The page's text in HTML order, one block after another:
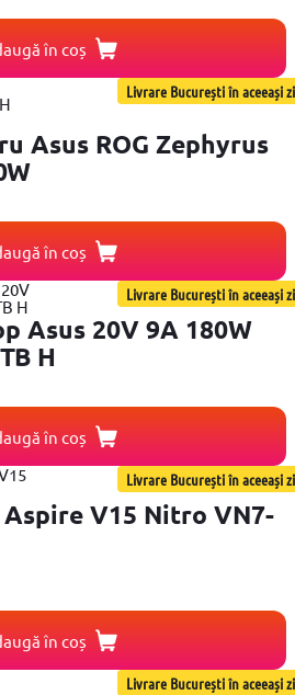
în coș
Livrare București în aceeași zi
Asus ROG Zephyrus
în coș
Livrare București în aceeași zi
Asus 20V 9A 180W
H
în coș
Livrare București în aceeași zi
V15 Nitro VN7-
în coș
Livrare București în aceeași zi